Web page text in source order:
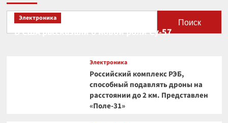
Поиск
Электроника
В США рассказали о новой роли Су-57
Электроника
Российский комплекс РЭБ,
способный подавлять дроны на
расстоянии до 2 км. Представлен
«Поле-31»